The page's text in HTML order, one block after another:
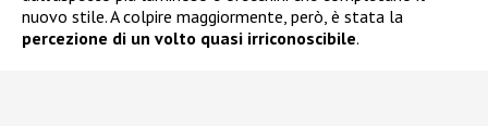
nuovo stile. A colpire maggiormente, però, è stata la
percezione di un volto quasi irriconoscibile.